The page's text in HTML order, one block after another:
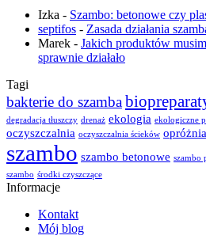
Izka - Szambo: betonowe czy
septifos - Zasada działania
Marek - Jakich produktów
sprawnie działało
Tagi
bakterie do szamba
degradacja tłuszczy drenaż ekologia ekologiczne
oczyszczalnia oczyszczalnia ścieków
szambo szambo betonowe szambo
szambo środki czyszczące
Informacje
Kontakt
Mój blog